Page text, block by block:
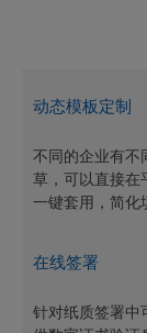
动态模板定制
不同的企业有不
草，可以直接在
一键套用，简化
在线签署
针对纸质签署中